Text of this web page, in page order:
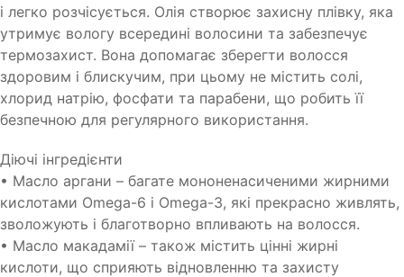
і легко розчісується. Олія створює захисну плівку, яка
утримує вологу всередині волосини та забезпечує
термозахист. Вона допомагає зберегти волосся
здоровим і блискучим, при цьому не містить солі,
хлорид натрію, фосфати та парабени, що робить її
безпечною для регулярного використання.
Діючі інгредієнти
• Масло аргани – багате мононенасиченими жирними
кислотами Omega-6 і Omega-3, які прекрасно живлять,
зволожують і благотворно впливають на волосся.
• Масло макадамії – також містить цінні жирні
кислоти, що сприяють відновленню та захисту